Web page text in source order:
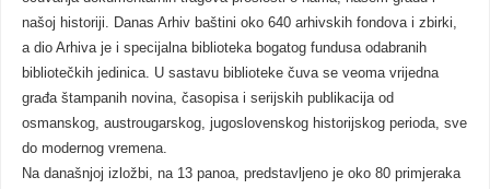
našoj historiji. Danas Arhiv baštini oko 640 arhivskih fondova i zbirki,
a dio Arhiva je i specijalna biblioteka bogatog fundusa odabranih
bibliotečkih jedinica. U sastavu biblioteke čuva se veoma vrijedna
građa štampanih novina, časopisa i serijskih publikacija od
osmanskog, austrougarskog, jugoslovenskog historijskog perioda, sve
do modernog vremena.
Na današnjoj izložbi, na 13 panoa, predstavljeno je oko 80 primjeraka